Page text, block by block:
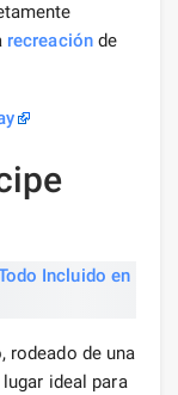
recreaciónde
rodeado de una
ideal para